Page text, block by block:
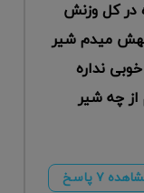
در کل وزنش
بهش میدم شیر
نداره
چه شیر
۷ پاسخ